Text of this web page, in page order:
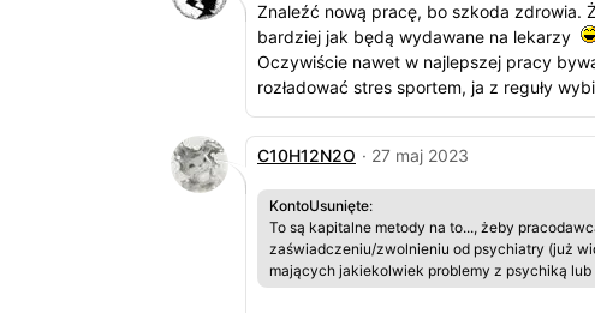
Znaleźć nową pracę, bo szkoda zdrowia.
bardziej jak będą wydawane na lekarzy
Oczywiście nawet w najlepszej pracy
rozładować stres sportem, ja z reguły
C10H12N2O · 27 maj 2023
KontoUsunięte:
To są kapitalne metody na to..., żeby
zaświadczeniu/zwolnieniu od psychiatry (już
mających jakiekolwiek problemy z psychiką